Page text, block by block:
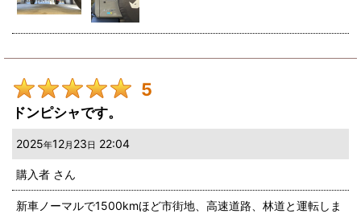
5
ドンピシャです。
2025年12月 23 日 22:04
購入者 さん
新車ノーマルで1500kmほど市街地、高速道路、林道と運転しま